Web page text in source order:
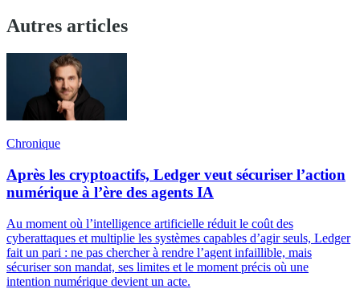
Autres articles
Chronique
Après les cryptoactifs, Ledger veut sécuriser l’action
numérique à l’ère des agents IA
Au moment où l’intelligence artificielle réduit le coût des
cyberattaques et multiplie les systèmes capables d’agir seuls, Ledger
fait un pari : ne pas chercher à rendre l’agent infaillible, mais
sécuriser son mandat, ses limites et le moment précis où une
intention numérique devient un acte.